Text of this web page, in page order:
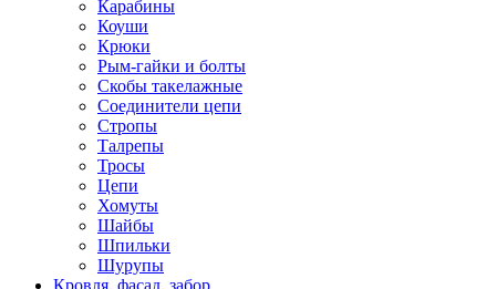
Карабины
Коуши
Крюки
Рым-гайки и болты
Скобы такелажные
Соединители цепи
Стропы
Талрепы
Тросы
Цепи
Хомуты
Шайбы
Шпильки
Шурупы
Кровля, фасад, забор